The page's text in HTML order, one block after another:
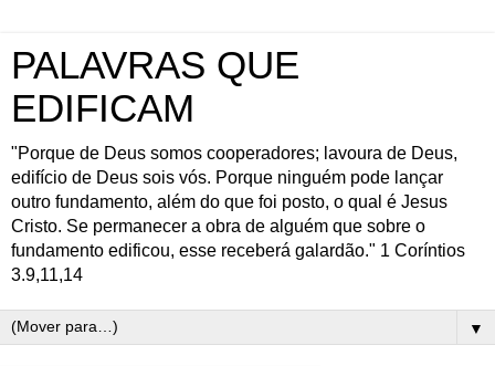
PALAVRAS QUE
EDIFICAM
"Porque de Deus somos cooperadores; lavoura de Deus,
edifício de Deus sois vós. Porque ninguém pode lançar
outro fundamento, além do que foi posto, o qual é Jesus
Cristo. Se permanecer a obra de alguém que sobre o
fundamento edificou, esse receberá galardão." 1 Coríntios
3.9,11,14
▼